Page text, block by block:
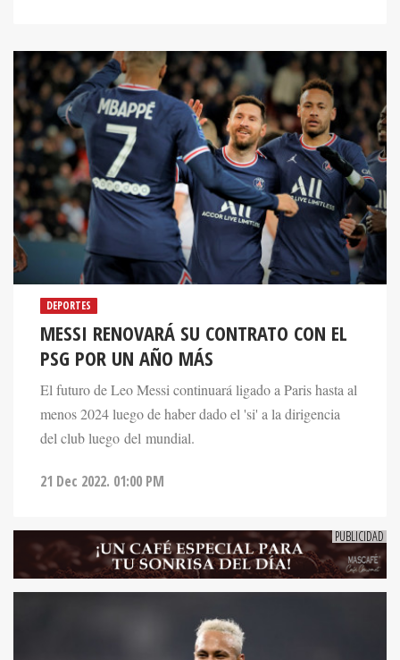
DEPORTES
MESSI RENOVARÁ SU CONTRATO CON EL
PSG POR UN AÑO MÁS
El futuro de Leo Messi continuará ligado a Paris hasta al
menos 2024 luego de haber dado el 'si' a la dirigencia
del club luego del mundial.
21 Dec 2022. 01:00 PM